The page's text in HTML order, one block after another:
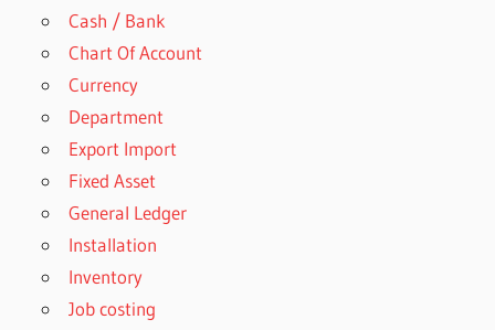
Cash / Bank
Chart Of Account
Currency
Department
Export Import
Fixed Asset
General Ledger
Installation
Inventory
Job costing